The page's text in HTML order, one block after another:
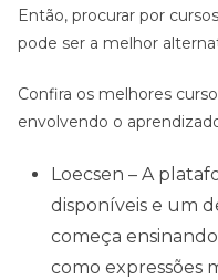
Então, procurar por
pode ser a melhor
Confira os melhores
envolvendo o
Loecsen – A
disponíveis e um
começa
como expressões